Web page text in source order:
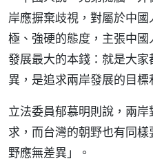
岸應摒棄歧視，對屬於中
極、強硬的態度，主張中
發展最大的本錢：就是大
異，是追求兩岸發展的目標
立法委員郁慕明則說，兩
求，而台灣的朝野也有同
野應無差異」。